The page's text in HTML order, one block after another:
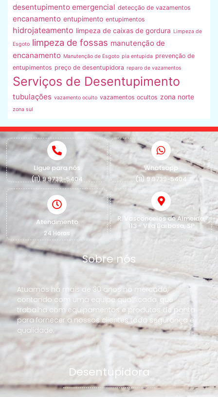
desentupimento emergencial detecção de vazamentos
encanamento entupimento entupimentos
hidrojateamento limpeza de caixas de gordura Limpeza de
Esgoto limpeza de fossas manutenção de
encanamento Manutenção de Esgoto pia entupida prevenção de
entupimentos preço de desentupidora reparo de vazamentos
Serviços de Desentupimento
tubulações vazamento oculto vazamentos ocultos zona norte
zona sul
Ligue para nós
(11) 9 9739-5404
Whatsapp
(11) 9 9739-5404
Atendimento
24 Horas
R. Vasconcelos de Almeida,
113 - Vila Barbosa, SP
Sobre nós
Atuamos há mais de 30 anos no mercado,
contando com uma equipe qualificada, que
trabalha com equipamentos e produtos de ponta
para fornecer a nossos clientes toda segurança e
qualidade.
Desentupidora